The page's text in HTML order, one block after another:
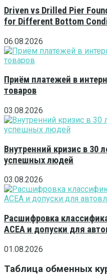
Driven vs Drilled Pier
for Different Bottom
06.08.2026
Приём платежей в
товаров
03.08.2026
Внутренний кризис в 30
успешных людей
03.08.2026
Расшифровка
ACEA и допуски для
01.08.2026
Таблица обменных